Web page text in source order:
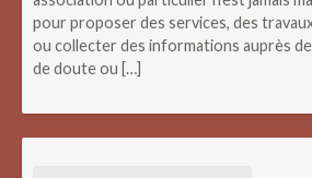
pour proposer des services, des
ou collecter des informations auprès
de doute ou […]